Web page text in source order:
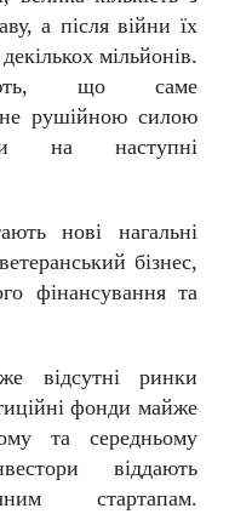
а після війни їх
мільйонів.
що саме
рушійною силою
на наступні
нові нагальні
бізнес,
фінансування та
відсутні ринки
фонди майже
та середньому
віддають
стартапам.